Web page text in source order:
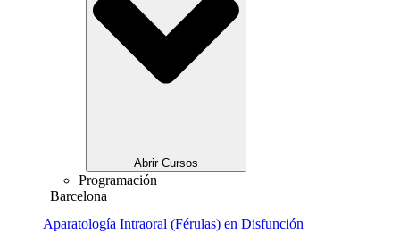
Abrir Cursos
Programación
Barcelona
Aparatología Intraoral (Férulas) en Disfunción